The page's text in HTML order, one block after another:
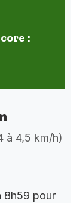
:
à 4,5 km/h)
8h59 pour